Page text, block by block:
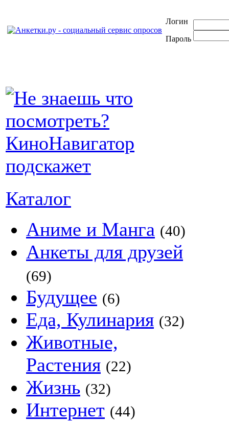
Логин
Пароль
Каталог
Аниме и Манга (40)
Анкеты для друзей
(69)
Будущее (6)
Еда, Кулинария (32)
Животные,
Растения (22)
Жизнь (32)
Интернет (44)